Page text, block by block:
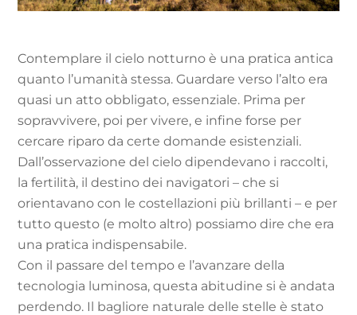
Contemplare il cielo notturno è una pratica antica
quanto l’umanità stessa. Guardare verso l’alto era
quasi un atto obbligato, essenziale. Prima per
sopravvivere, poi per vivere, e infine forse per
cercare riparo da certe domande esistenziali.
Dall’osservazione del cielo dipendevano i raccolti,
la fertilità, il destino dei navigatori – che si
orientavano con le costellazioni più brillanti – e per
tutto questo (e molto altro) possiamo dire che era
una pratica indispensabile.
Con il passare del tempo e l’avanzare della
tecnologia luminosa, questa abitudine si è andata
perdendo. Il bagliore naturale delle stelle è stato